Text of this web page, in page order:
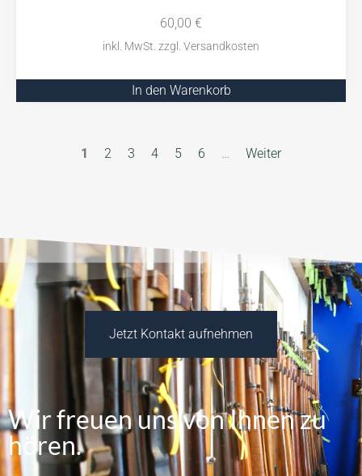
60,00 €
In den Warenkorb
1 2 3 4 5 6 Weiter
Jetzt Kontakt aufnehmen
Wir freuen uns von Ihnen zu
hören.